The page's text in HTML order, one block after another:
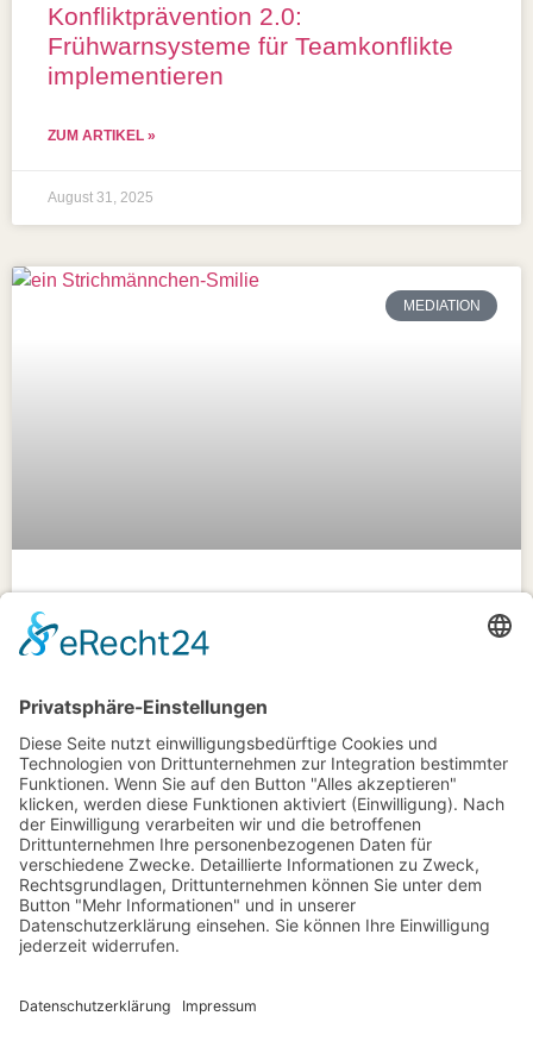
Konfliktprävention 2.0:
Frühwarnsysteme für Teamkonflikte
implementieren
ZUM ARTIKEL »
August 31, 2025
MEDIATION
und wann er schadet
ZUM ARTIKEL »
August 24, 2025
kontakt@tiefsicht.de